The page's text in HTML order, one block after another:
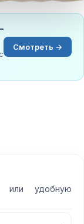
Смотреть →
или удобную